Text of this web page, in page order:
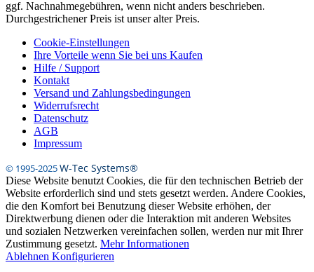
ggf. Nachnahmegebühren, wenn nicht anders beschrieben.
Durchgestrichener Preis ist unser alter Preis.
Cookie-Einstellungen
Ihre Vorteile wenn Sie bei uns Kaufen
Hilfe / Support
Kontakt
Versand und Zahlungsbedingungen
Widerrufsrecht
Datenschutz
AGB
Impressum
© 1995-2025W-Tec Systems®
Diese Website benutzt Cookies, die für den technischen Betrieb der
Website erforderlich sind und stets gesetzt werden. Andere Cookies,
die den Komfort bei Benutzung dieser Website erhöhen, der
Direktwerbung dienen oder die Interaktion mit anderen Websites
und sozialen Netzwerken vereinfachen sollen, werden nur mit Ihrer
Zustimmung gesetzt. Mehr Informationen
Ablehnen Konfigurieren